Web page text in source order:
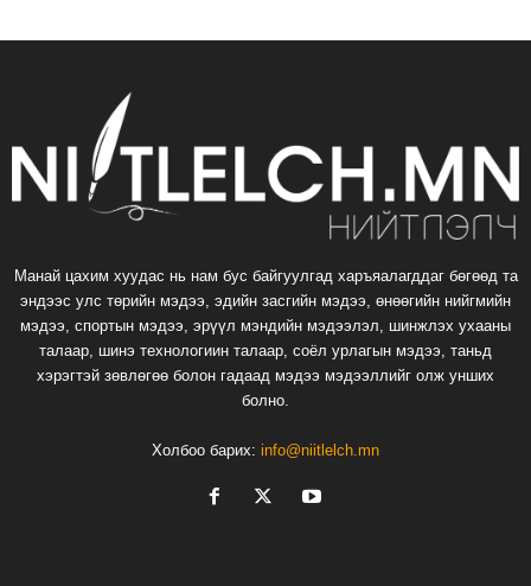
Манай цахим хуудас нь нам бус байгуулгад харъяалагддаг бөгөөд та
эндээс улс төрийн мэдээ, эдийн засгийн мэдээ, өнөөгийн нийгмийн
мэдээ, спортын мэдээ, эрүүл мэндийн мэдээлэл, шинжлэх ухааны
талаар, шинэ технологиин талаар, соёл урлагын мэдээ, таньд
хэрэгтэй зөвлөгөө болон гадаад мэдээ мэдээллийг олж унших
болно.
Холбоо барих: info@niitlelch.mn